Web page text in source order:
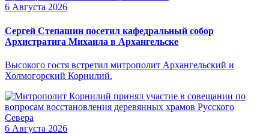
6 Августа 2026
Сергей Степашин посетил кафедральный собор
Архистратига Михаила в Архангельске
Высокого гостя встретил митрополит Архангельский и
Холмогорский Корнилий.
6 Августа 2026